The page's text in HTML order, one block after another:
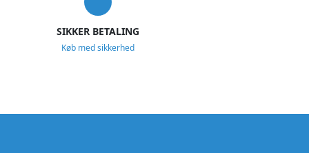
SIKKER BETALING
Køb med sikkerhed